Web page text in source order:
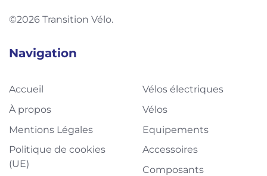
©2026 Transition Vélo.
Navigation
Accueil
À propos
Mentions Légales
Politique de cookies
(UE)
Vélos électriques
Vélos
Equipements
Accessoires
Composants